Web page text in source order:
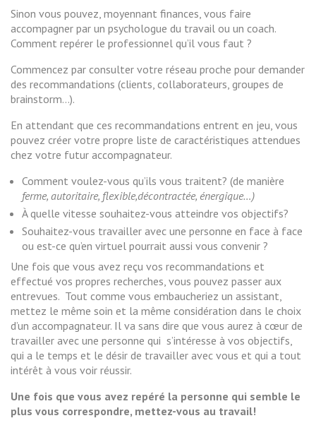
Sinon vous pouvez, moyennant finances, vous faire
accompagner par un psychologue du travail ou un coach.
Comment repérer le professionnel qu’il vous faut ?
Commencez par consulter votre réseau proche pour demander
des recommandations (clients, collaborateurs, groupes de
brainstorm…).
En attendant que ces recommandations entrent en jeu, vous
pouvez créer votre propre liste de caractéristiques attendues
chez votre futur accompagnateur.
Comment voulez-vous qu’ils vous traitent? (de manière
ferme, autoritaire, flexible,décontractée, énergique…)
À quelle vitesse souhaitez-vous atteindre vos objectifs?
Souhaitez-vous travailler avec une personne en face à face
ou est-ce qu’en virtuel pourrait aussi vous convenir ?
Une fois que vous avez reçu vos recommandations et
effectué vos propres recherches, vous pouvez passer aux
entrevues. Tout comme vous embaucheriez un assistant,
mettez le même soin et la même considération dans le choix
d’un accompagnateur. Il va sans dire que vous aurez à cœur de
travailler avec une personne qui s’intéresse à vos objectifs,
qui a le temps et le désir de travailler avec vous et qui a tout
intérêt à vous voir réussir.
Une fois que vous avez repéré la personne qui semble le
plus vous correspondre, mettez-vous au travail!